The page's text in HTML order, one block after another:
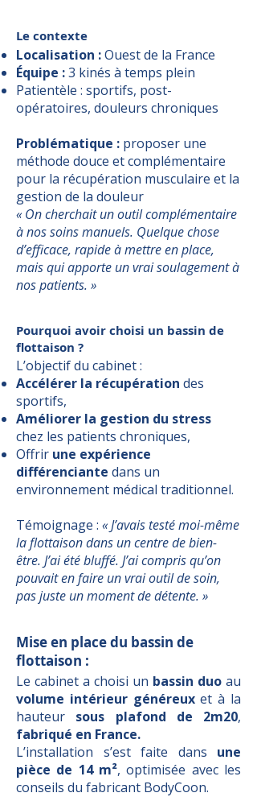
Le contexte
Localisation :Ouest de la France
Équipe :3 kinés à temps plein
Patientèle : sportifs, post-
opératoires, douleurs chroniques
Problématique : proposer une
méthode douce et complémentaire
pour la récupération musculaire et la
gestion de la douleur
« On cherchait un outil complémentaire
à nos soins manuels. Quelque chose
d’efficace, rapide à mettre en place,
mais qui apporte un vrai soulagement à
nos patients. »
Pourquoi avoir choisi un bassin de
flottaison ?
L’objectif du cabinet :
Accélérer la récupération des
sportifs,
Améliorer la gestion du stress
chez les patients chroniques,
Offrir une expérience
différenciante dans un
environnement médical traditionnel.
Témoignage : « J’avais testé moi-même
la flottaison dans un centre de bien-
être. J’ai été bluffé. J’ai compris qu’on
pouvait en faire un vrai outil de soin,
pas juste un moment de détente. »
Mise en place du bassin de
flottaison :
Le cabinet a choisi un bassin duo au
volume intérieur généreuxet à la
hauteur sous plafond de 2m20,
fabriqué en France.
L’installation s’est faite dans une
pièce de 14 m², optimisée avec les
conseils du fabricant BodyCoon.